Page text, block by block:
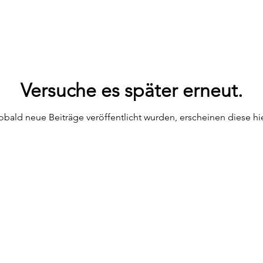
Versuche es später erneut.
neue Beiträge veröffentlicht wurden, erscheinen diese